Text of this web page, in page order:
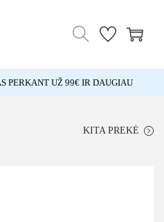
PERKANT UŽ 99€ IR DAUGIAU
KITA PREKĖ